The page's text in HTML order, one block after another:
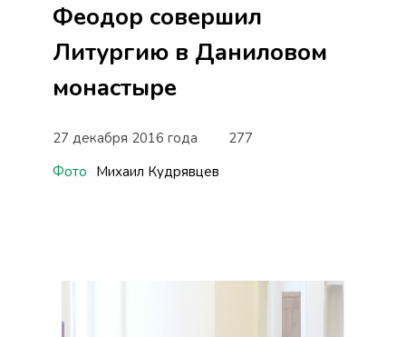
Феодор совершил
Литургию в Даниловом
монастыре
27 декабря 2016 года
277
Фото Михаил Кудрявцев